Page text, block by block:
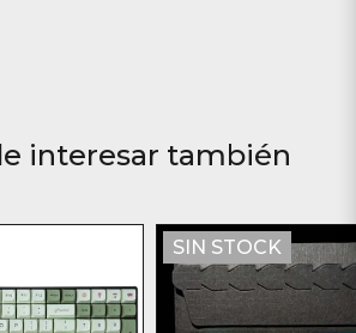
interesar también
SIN STOCK